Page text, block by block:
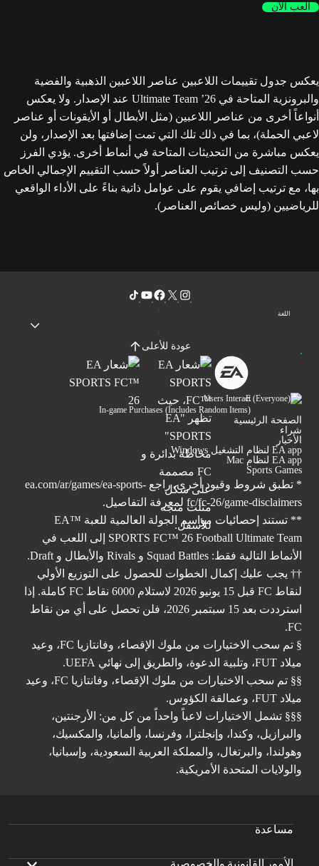
العب الآن
يعكس جدول تقييمات اللاعبين عناصر اللاعبين الذهبية والفضية
والبرونزية المتاحة في Ultimate Team ’26 عند الإصدار. ولا يعكس
أنواعاً أخرى من عناصر اللاعبين (مثل الأبطال أو الأيقونات أو عناصر
لاعبي الحملة)، بما في ذلك تلك التي تمت إضافتها بعد الإصدار، ولن
يعكس مباشرة من التحديثات المتاحة في أنماط أخرى. يؤدي الفرز
حسب التصنيف إلى ترتيب العناصر أولاً حسب التقييم الإجمالي الخاص
بها، مع ترتيب إضافي يقوم على عوامل ذاتية بناءً على الأداء الواقعي
للرياضيين (وليس خصائص العناصر).
اللغة
عودة للأعلى
Users Interact
In-game Purchases (Includes Random Items)
الصفحة الرئيسية
شراء
الأخبار
EA app لنظام التشغيل Windows
EA app لنظام Mac
Sports Games
* تطبق شروط وقيود أخرى. راجع ea.com/ar/games/ea-sports-
fc/fc-26/game-disclaimers لمعرفة التفاصيل.
** تستند إحصائيات مواسم الجولة العالمية للعبة ™EA
SPORTS FC™ 26 Football Ultimate Team إلى اللعب في
الأنماط التالية فقط: Squad Battles و Rivals والأبطال و Draft.
†† يجب عليك إكمال الخطوات للحصول على التوزيع الأولي
لنقاط FC قبل 15 يونيو 2026 لاستلام 6000 نقاط FC كاملة. إذا
استرددت بعد 15 سبتمبر 2026، فلن تحصل على أي من نقاط
FC.
§ تم سحب الاختيارات من ملوك الإقصاء، وفانتازيا FC، وعيد
ميلاد FUT، وتلبية الدعوة، والطريق إلى نهائي UEFA.
§§ تم سحب الاختيارات من ملوك الإقصاء، وفانتازيا FC، وعيد
ميلاد FUT، وعمالقة الكؤوس.
§§§ تشمل الاختيارات لاعباً واحداً من كل من: الأرجنتين،
والبرازيل، وكندا، وإنجلترا، وفرنسا، وألمانيا، والمكسيك،
وهولندا، والبرتغال، والمملكة العربية السعودية، وإسبانيا،
والولايات المتحدة الأمريكية.
مساعدة